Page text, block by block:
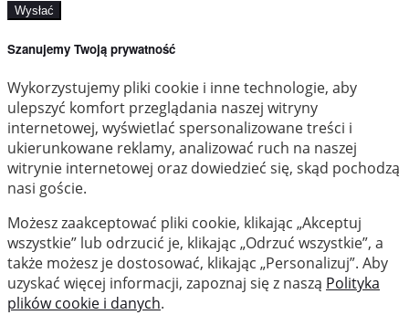
Wysłać
Szanujemy Twoją prywatność
Wykorzystujemy pliki cookie i inne technologie, aby
ulepszyć komfort przeglądania naszej witryny
internetowej, wyświetlać spersonalizowane treści i
ukierunkowane reklamy, analizować ruch na naszej
witrynie internetowej oraz dowiedzieć się, skąd pochodzą
nasi goście.
Możesz zaakceptować pliki cookie, klikając „Akceptuj
wszystkie” lub odrzucić je, klikając „Odrzuć wszystkie”, a
także możesz je dostosować, klikając „Personalizuj”. Aby
uzyskać więcej informacji, zapoznaj się z naszą Polityka
plików cookie i danych.